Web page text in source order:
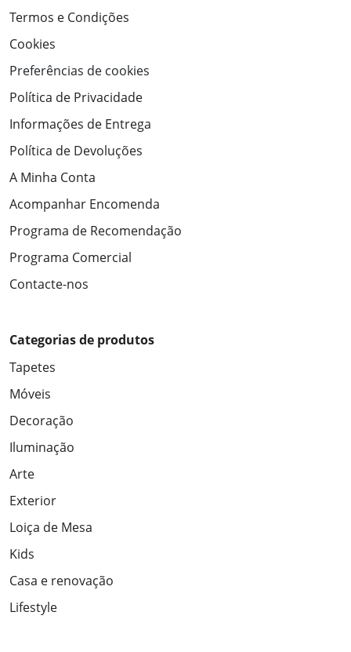
Termos e Condições
Cookies
Preferências de cookies
Política de Privacidade
Informações de Entrega
Política de Devoluções
A Minha Conta
Acompanhar Encomenda
Programa de Recomendação
Programa Comercial
Contacte-nos
Categorias de produtos
Tapetes
Móveis
Decoração
Iluminação
Arte
Exterior
Loiça de Mesa
Kids
Casa e renovação
Lifestyle